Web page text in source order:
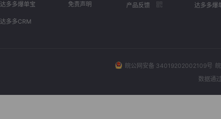
达多多爆单宝
达多多CRM
免责声明 产品反馈 达多多爆
皖公网安备 34019202002109号
数据通